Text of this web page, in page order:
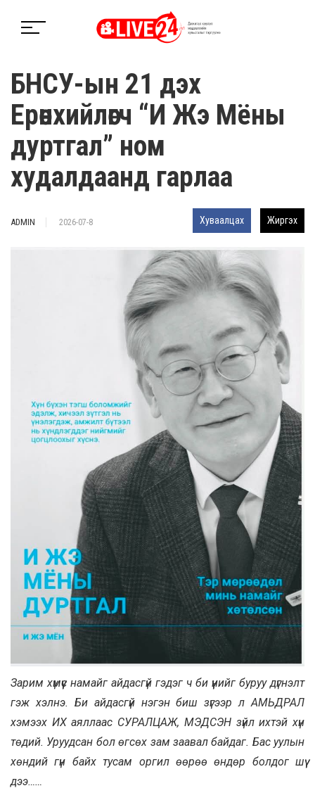
БНСУ-ын 21 дэх
Ерөнхийлөгч “И Жэ Мёны
дуртгал” ном
худалдаанд гарлаа
ADMIN 2026-07-8 Хуваалцах Жиргэх
Зарим хүмүүс намайг айдасгүй гэдэг ч би үүнийг буруу дүгнэлт
гэж хэлнэ. Би айдасгүй нэгэн биш зүгээр л АМЬДРАЛ
хэмээх ИХ аяллаас СУРАЛЦАЖ, МЭДСЭН зүйл ихтэй хүн
төдий. Уруудсан бол өгсөх зам заавал байдаг. Бас уулын
хөндий гүн байх тусам оргил өөрөө өндөр болдог шүү
дээ……